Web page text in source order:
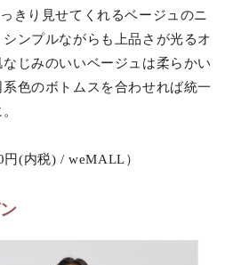
きり見せてくれるベージュのニ
ンプルながらも上品さが光るオ
じみのいいベージュは柔らかい
色のボトムスを合わせれば統一
(内税) / weMALL）